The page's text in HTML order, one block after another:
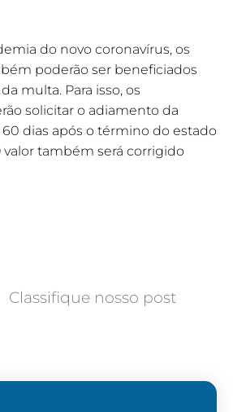
do novo coronavírus, os
poderão ser beneficiados
multa. Para isso, os
solicitar o adiamento da
dias após o término do estado
também será corrigido
Classifique nosso post